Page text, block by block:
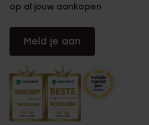
op al jouw aankopen
Meld je aan